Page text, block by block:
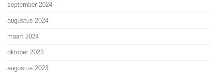
september 2024
augustus 2024
maart 2024
oktober 2023
augustus 2023